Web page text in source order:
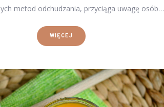
metod odchudzania, przyciąga uwagę osób…
WIĘCEJ